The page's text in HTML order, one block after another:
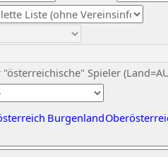
"österreichische" Spieler
Burgenland